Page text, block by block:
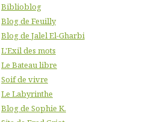
Biblioblog
Blog de Feuilly
Blog de Jalel El-Gharbi
L'Exil des mots
Le Bateau libre
Soif de vivre
Le Labyrinthe
Blog de Sophie K.